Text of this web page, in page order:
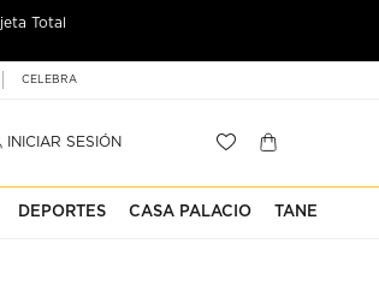
Total
CELEBRA
INICIAR SESIÓN
DEPORTES CASA PALACIO TANE